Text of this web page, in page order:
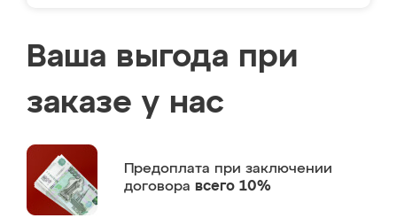
Ваша выгода при
заказе у нас
Предоплата при заключении
договора всего 10%